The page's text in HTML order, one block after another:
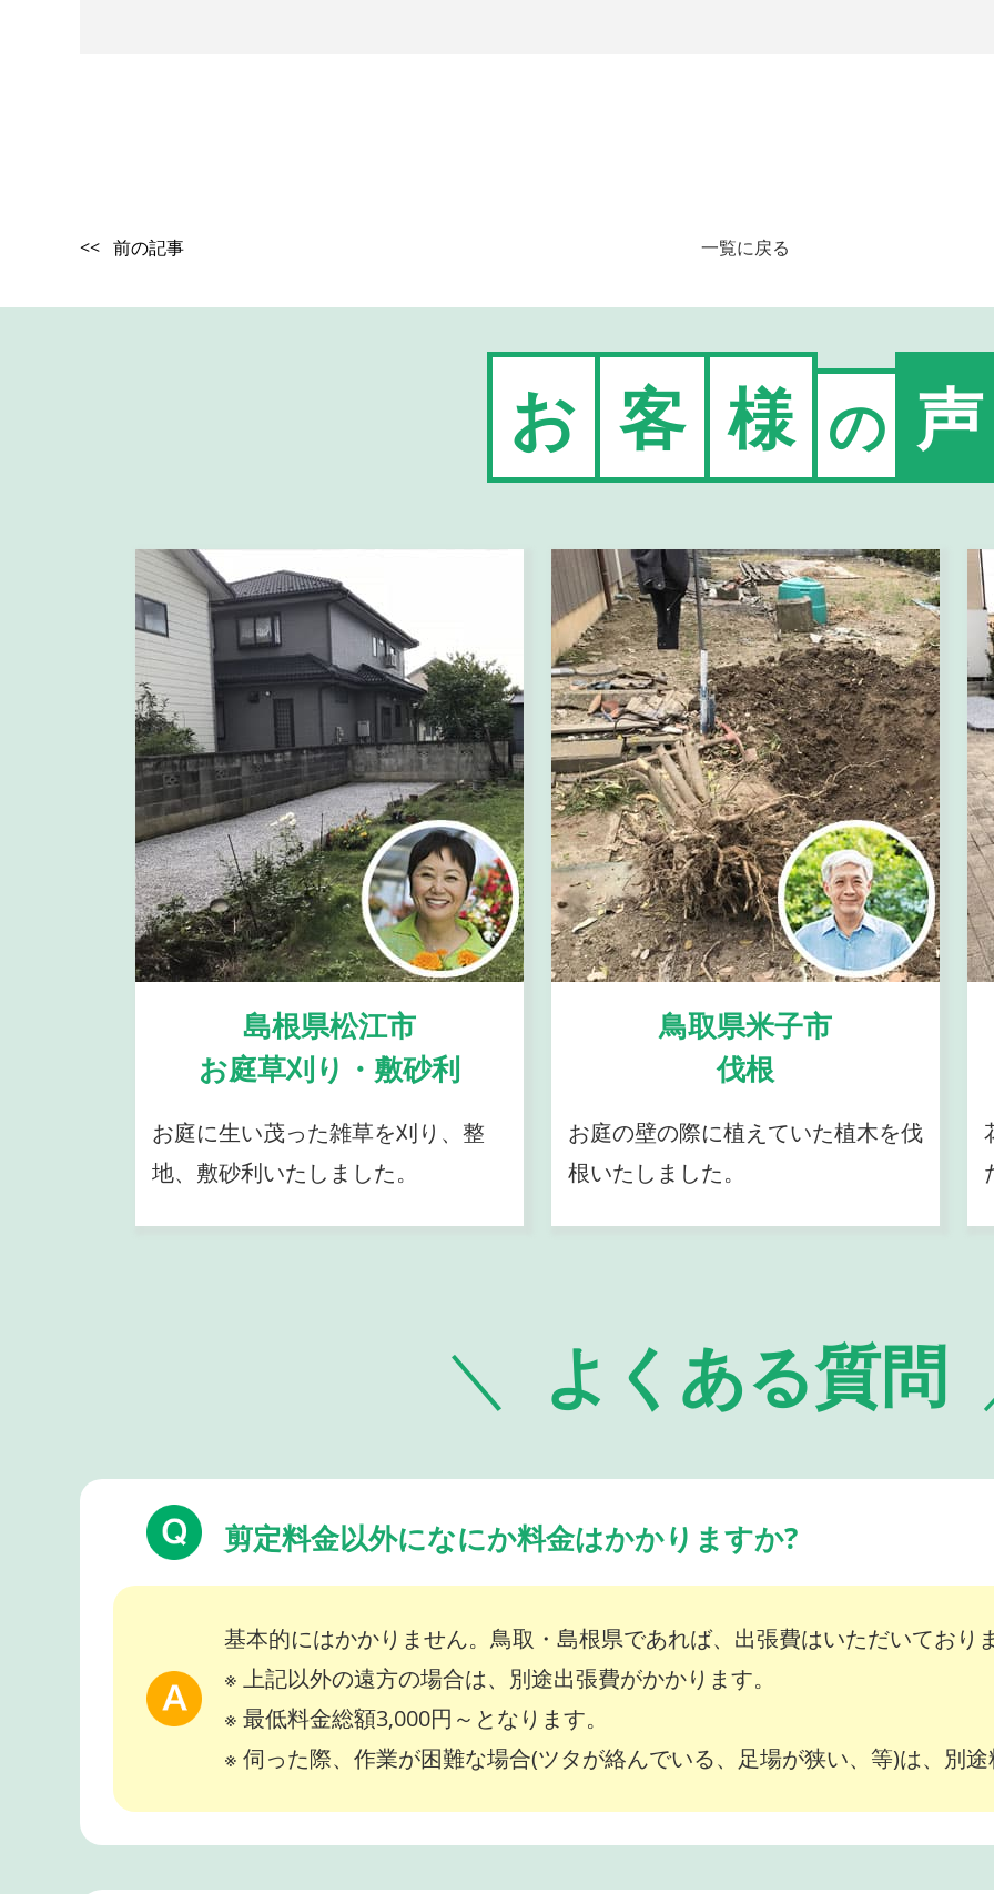
<< 前の記事 一覧に戻る
お 客 様 の 声
島根県松江市
お庭草刈り・敷砂利
お庭に生い茂った雑草を刈り、整
地、敷砂利いたしました。
鳥取県米子市
伐根
お庭の壁の際に植えていた植木を伐
根いたしました。
よくある質問
剪定料金以外になにか料金はかかりますか?
基本的にはかかりません。鳥取・島根県であれば、出張費はいただいており
※ 上記以外の遠方の場合は、別途出張費がかかります。
※ 最低料金総額3,000円～となります。
※ 伺った際、作業が困難な場合(ツタが絡んでいる、足場が狭い、等)は、別